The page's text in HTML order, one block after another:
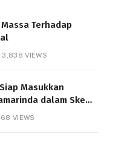
Terhadap
3,838VIEWS
Masukkan
dalam Skema
Gratispol
VIEWS